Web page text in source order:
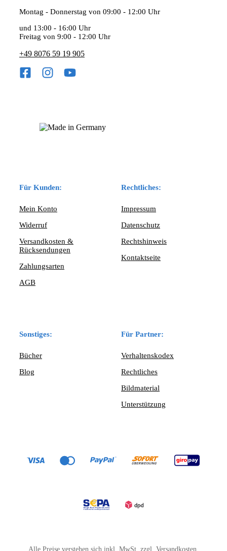
Montag - Donnerstag von 09:00 - 12:00 Uhr
und 13:00 - 16:00 Uhr
Freitag von 9:00 - 12:00 Uhr
+49 8076 59 19 905
Für Kunden:
Mein Konto
Widerruf
Versandkosten &
Rücksendungen
Zahlungsarten
AGB
Rechtliches:
Impressum
Datenschutz
Rechtshinweis
Kontaktseite
Sonstiges:
Bücher
Blog
Für Partner:
Verhaltenskodex
Rechtliches
Bildmaterial
Unterstützung
Alle Preise verstehen sich inkl. MwSt. zzgl. Versandkosten.